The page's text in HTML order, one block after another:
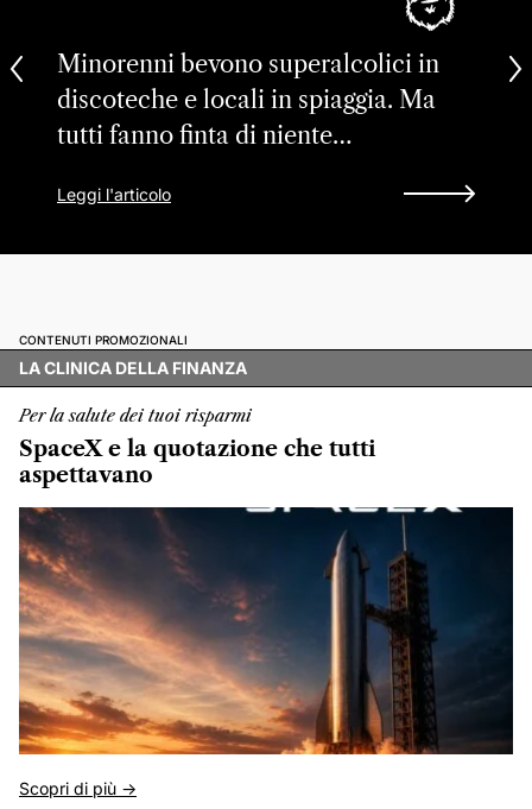
Minorenni bevono superalcolici in
discoteche e locali in spiaggia. Ma
tutti fanno finta di niente…
Leggi l'articolo
CONTENUTI PROMOZIONALI
LA CLINICA DELLA FINANZA
Per la salute dei tuoi risparmi
SpaceX e la quotazione che tutti
aspettavano
Scopri di più ->